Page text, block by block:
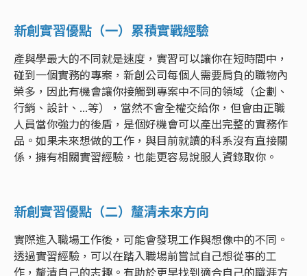
新創實習優點（一）累積實戰經驗
產與學最大的不同就是速度，實習可以讓你在短時間中，
碰到一個實務的專案，新創公司每個人需要肩負的職物內
榮多，因此有機會讓你接觸到專案中不同的領域（企劃、
行銷、設計、...等），當然不會全權交給你，但會由正職
人員當你強力的後盾，是個好機會可以產出完整的實務作
品。如果未來想做的工作，與目前就讀的科系沒有直接關
係，擁有相關實習經驗，也能更容易說服人資錄取你。
新創實習優點（二）釐清未來方向
實際進入職場工作後，可能會發現工作與想像中的不同。
透過實習經驗，可以在踏入職場前嘗試自己想從事的工
作，釐清自己的志趣。有助於更早找到適合自己的職涯方